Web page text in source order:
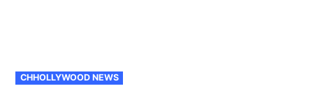
POSTED
IN
CHHOLLYWOOD NEWS